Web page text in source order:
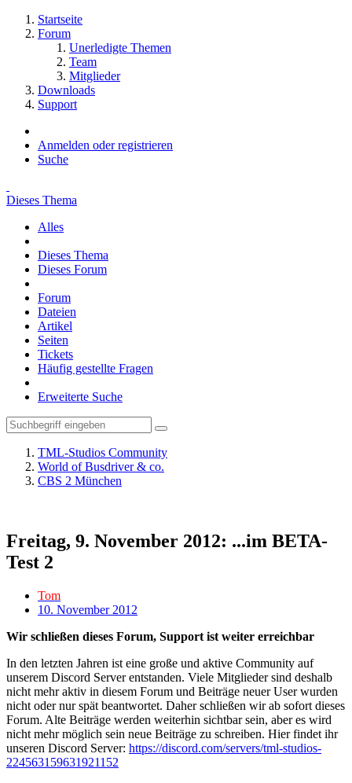
Startseite
Forum
Unerledigte Themen
Team
Mitglieder
Downloads
Support
Anmelden oder registrieren
Suche
Dieses Thema
Alles
Dieses Thema
Dieses Forum
Forum
Dateien
Artikel
Seiten
Tickets
Häufig gestellte Fragen
Erweiterte Suche
TML-Studios Community
World of Busdriver & co.
CBS 2 München
Freitag, 9. November 2012: ...im BETA-
Test 2
Tom
10. November 2012
Wir schließen dieses Forum, Support ist weiter erreichbar
In den letzten Jahren ist eine große und aktive Community auf
unserem Discord Server entstanden. Viele Mitglieder sind deshalb
nicht mehr aktiv in diesem Forum und Beiträge neuer User wurden
nicht oder nur spät beantwortet. Daher schließen wir ab sofort dieses
Forum. Alte Beiträge werden weiterhin sichtbar sein, aber es wird
nicht mehr möglich sein neue Beiträge zu schreiben. Hier findet ihr
unseren Discord Server: https://discord.com/servers/tml-studios-
224563159631921152